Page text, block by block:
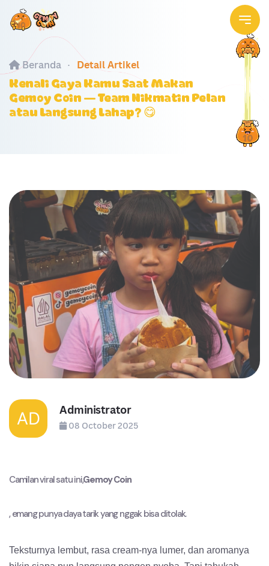
Beranda Detail Artikel
Kenali Gaya Kamu Saat Makan
Gemoy Coin — Team Nikmatin Pelan
atau Langsung Lahap? 😋
Administrator
08 October 2025
Camilan viral satu ini,Gemoy Coin
, emang punya daya tarik yang nggak bisa ditolak.
Teksturnya lembut, rasa cream-nya lumer, dan aromanya